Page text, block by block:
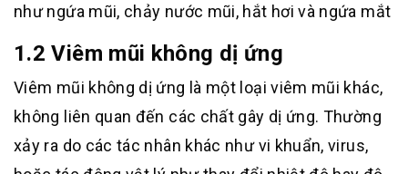
như ngứa mũi, chảy nước mũi, hắt hơi và ngứa mắt
1.2 Viêm mũi không dị ứng
Viêm mũi không dị ứng là một loại viêm mũi khác,
không liên quan đến các chất gây dị ứng. Thường
xảy ra do các tác nhân khác như vi khuẩn, virus,